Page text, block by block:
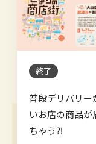
終了
普段デリバリー
いお店の商品が
ちゃう⁈